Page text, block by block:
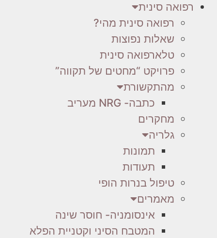
רפואה סינית
רפואה סינית מהי?
שאלות נפוצות
טלארפואה סינית
פרויקט “מחטים של תקווה”
מהתקשורת
כתבה- NRG מעריב
מחקרים
גלריה
תמונות
תעודות
טיפול בנרות הופי
מאמרים
אינסומניה- חוסר שינה
המטבח הסיני וקטניית הפלא